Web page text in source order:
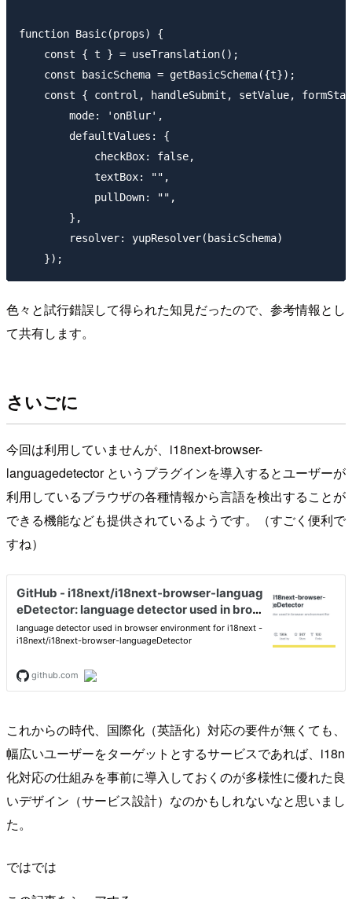
function Basic(props) {
    const { t } = useTranslation();
    const basicSchema = getBasicSchema({t});
const { control, handleSubmit, setValue,
        mode: 'onBlur',
        defaultValues: {
            checkBox: false,
            textBox: "",
            pullDown: "",
        },
        resolver: yupResolver(basicSchema)
色々と試行錯誤して得られた知見だったので、参考情報とし
て共有します。
さいごに
今回は利用していませんが、i18next-browser-
languagedetector というプラグインを導入するとユーザーが
利用しているブラウザの各種情報から言語を検出することが
できる機能なども提供されているようです。（すごく便利で
すね）
これからの時代、国際化（英語化）対応の要件が無くても、
幅広いユーザーをターゲットとするサービスであれば、i18n
化対応の仕組みを事前に導入しておくのが多様性に優れた良
いデザイン（サービス設計）なのかもしれないなと思いまし
た。
ではでは